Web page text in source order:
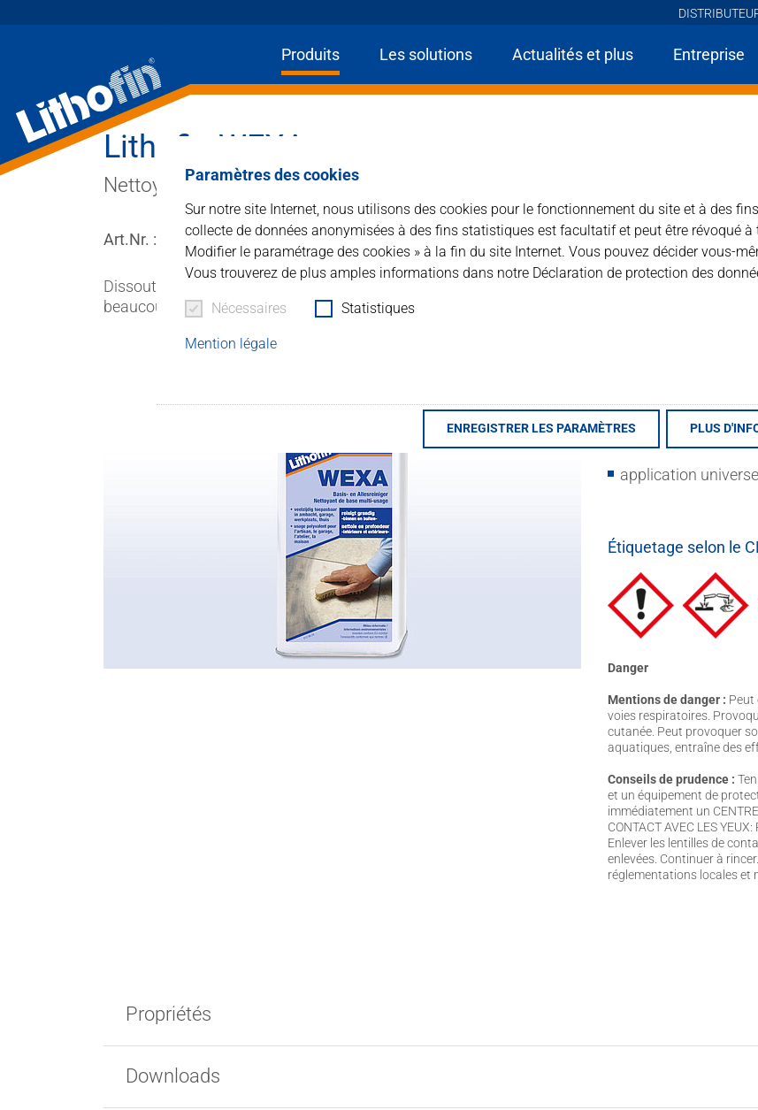
Paramètres des cookies
Sur notre site Internet, nous utilisons des cookies pour le fonctionnement du site et à des
collecte de données anonymisées à des fins statistiques est facultatif et peut être révoqué
Modifier le paramétrage des cookies » à la fin du site Internet. Vous pouvez décider vous-
Vous trouverez de plus amples informations dans notre Déclaration de protection des
Nécessaires Statistiques
Mention légale
ENREGISTRER LES PARAMÈTRES PLUS
Produits Les solutions Actualités et plus Entreprise
Produits
Actualités et plus
UNI Céramique & Pierre Naturelle et Artificielle
Lithofin WEXA
Nettoyant de base et nettoie-tout.
Art.Nr. : 012
Dissout et élimine scrupuleusement les salissures de graisse et d’huile, les restes de produits
beaucoup d’autres taches et salissures.
concentré - très
très actif
application
Étiquetage selon le
Danger
Mentions de danger : Peut
voies respiratoires.
cutanée. Peut provoquer
aquatiques, entraîne des
Conseils de prudence :
et un équipement de
immédiatement un
CONTACT AVEC LES
Enlever les lentilles de
enlevées. Continuer à
réglementations locales et
Propriétés
Downloads